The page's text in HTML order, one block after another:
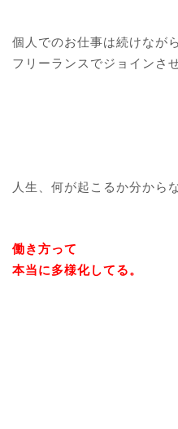
個人でのお仕事は続けながら
フリーランスでジョインさ
人生、何が起こるか分から
働き方って
本当に多様化してる。